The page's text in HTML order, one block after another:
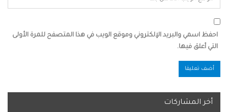
احفظ اسمي والبريد الإلكتروني وموقع الويب في هذا المتصفح للمرة الأولى
التي أعلق فيها.
أخر المشاركات